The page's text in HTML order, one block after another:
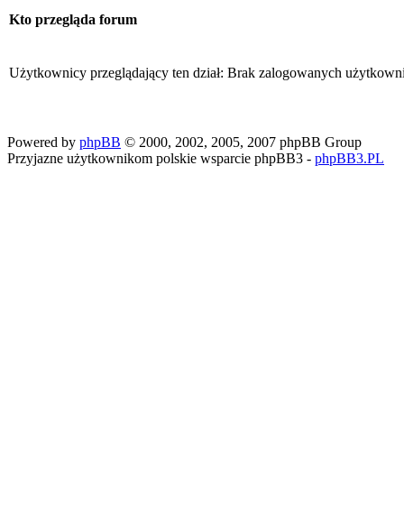
Kto przegląda forum
Użytkownicy przeglądający ten dział: Brak zalogowanych
Powered by phpBB © 2000, 2002, 2005, 2007 phpBB Group
Przyjazne użytkownikom polskie wsparcie phpBB3 - phpBB3.PL